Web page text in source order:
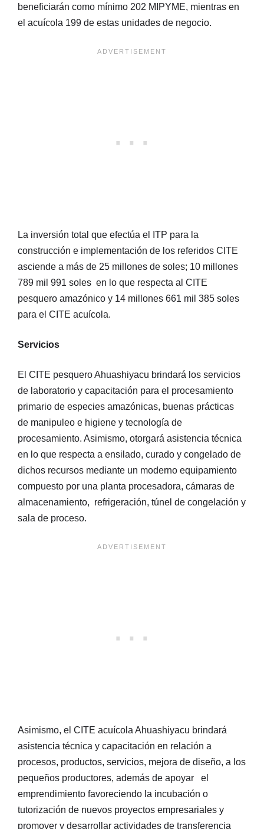
beneficiarán como mínimo 202 MIPYME, mientras en
el acuícola 199 de estas unidades de negocio.
La inversión total que efectúa el ITP para la
construcción e implementación de los referidos CITE
asciende a más de 25 millones de soles; 10 millones
789 mil 991 soles en lo que respecta al CITE
pesquero amazónico y 14 millones 661 mil 385 soles
para el CITE acuícola.
Servicios
El CITE pesquero Ahuashiyacu brindará los servicios
de laboratorio y capacitación para el procesamiento
primario de especies amazónicas, buenas prácticas
de manipuleo e higiene y tecnología de
procesamiento. Asimismo, otorgará asistencia técnica
en lo que respecta a ensilado, curado y congelado de
dichos recursos mediante un moderno equipamiento
compuesto por una planta procesadora, cámaras de
almacenamiento, refrigeración, túnel de congelación y
sala de proceso.
Asimismo, el CITE acuícola Ahuashiyacu brindará
asistencia técnica y capacitación en relación a
procesos, productos, servicios, mejora de diseño, a los
pequeños productores, además de apoyar el
emprendimiento favoreciendo la incubación o
tutorización de nuevos proyectos empresariales y
promover y desarrollar actividades de transferencia